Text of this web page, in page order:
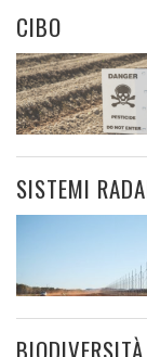
CIBO
SISTEMI
BIODIVERSITÀ